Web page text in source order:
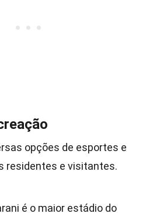
opções de esportes e
residentes e visitantes.
é o maior estádio do